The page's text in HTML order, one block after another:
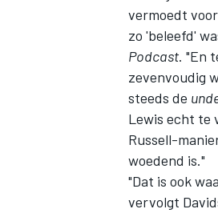
vermoedt
zo 'beleefd'
Podcast. "En
zevenvoudig
steeds de
Lewis echt te
Russell-
woedend is."
"Dat is ook
vervolgt